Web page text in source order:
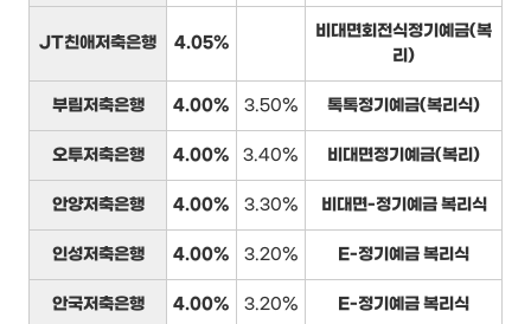
JT친애저축은행 4.05%
비대면회전식정기예금(복
리)
부림저축은행 4.00% 3.50% 톡톡정기예금(복리식)
오투저축은행 4.00% 3.40% 비대면정기예금(복리)
안양저축은행 4.00% 3.30% 비대면-정기예금 복리식
인성저축은행 4.00% 3.20% E-정기예금 복리식
안국저축은행 4.00% 3.20% E-정기예금 복리식